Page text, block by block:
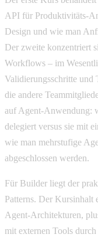
API für Produktivitäts-
Design und wie man
Der zweite konzentriert
Workflows – im
Validierungsschritte und
die andere
auf Agent-Anwendung:
delegiert versus sie mit
wie man mehrstufige
abgeschlossen werden.
Für Builder liegt der
Patterns. Der Kursinhalt
Agent-Architekturen,
mit externen Tools